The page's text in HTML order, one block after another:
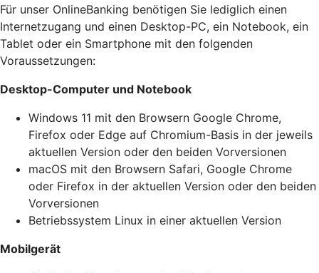
Für unser OnlineBanking benötigen Sie lediglich einen
Internetzugang und einen Desktop-PC, ein Notebook, ein
Tablet oder ein Smartphone mit den folgenden
Voraussetzungen:
Desktop-Computer und Notebook
Windows 11 mit den Browsern Google Chrome,
Firefox oder Edge auf Chromium-Basis in der jeweils
aktuellen Version oder den beiden Vorversionen
macOS mit den Browsern Safari, Google Chrome
oder Firefox in der aktuellen Version oder den beiden
Vorversionen
Betriebssystem Linux in einer aktuellen Version
Mobilgerät